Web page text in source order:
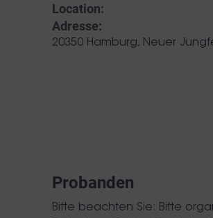
Location:
Adresse:
20350 Hamburg, Neuer
Probanden
Bitte beachten Sie: Bitte